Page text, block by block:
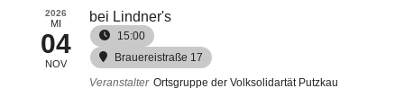
2026
MI
04
NOV
bei Lindner's
15:00
Brauereistraße 17
Veranstalter Ortsgruppe der Volksolidartät Putzkau